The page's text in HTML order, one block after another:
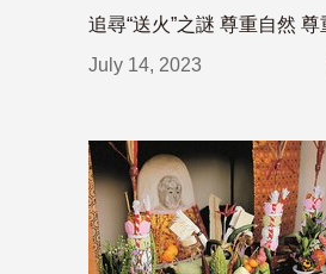
追尋“送火”之謎 尊重自然 尊
July 14, 2023